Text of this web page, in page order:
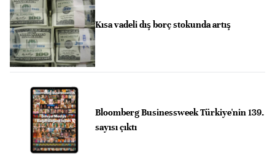
Kısa vadeli dış borç stokunda artış
Bloomberg Businessweek Türkiye'nin 139.
sayısı çıktı